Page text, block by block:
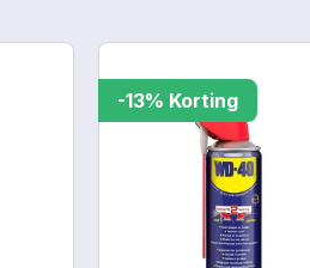
-13% Korting